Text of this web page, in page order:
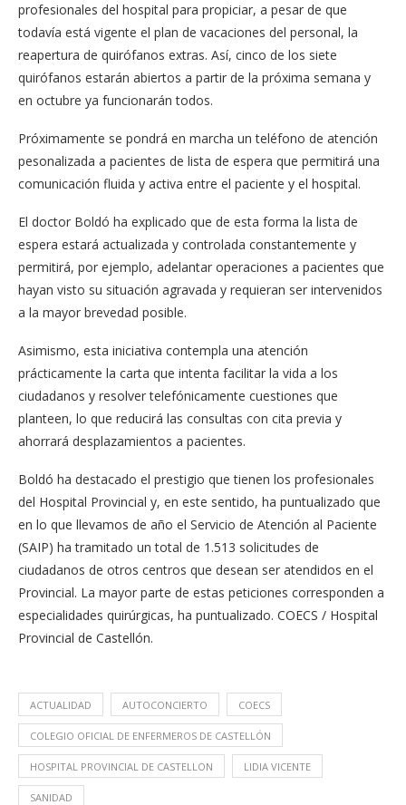
profesionales del hospital para propiciar, a pesar de que
todavía está vigente el plan de vacaciones del personal, la
reapertura de quirófanos extras. Así, cinco de los siete
quirófanos estarán abiertos a partir de la próxima semana y
en octubre ya funcionarán todos.
Próximamente se pondrá en marcha un teléfono de atención
pesonalizada a pacientes de lista de espera que permitirá una
comunicación fluida y activa entre el paciente y el hospital.
El doctor Boldó ha explicado que de esta forma la lista de
espera estará actualizada y controlada constantemente y
permitirá, por ejemplo, adelantar operaciones a pacientes que
hayan visto su situación agravada y requieran ser intervenidos
a la mayor brevedad posible.
Asimismo, esta iniciativa contempla una atención
prácticamente la carta que intenta facilitar la vida a los
ciudadanos y resolver telefónicamente cuestiones que
planteen, lo que reducirá las consultas con cita previa y
ahorrará desplazamientos a pacientes.
Boldó ha destacado el prestigio que tienen los profesionales
del Hospital Provincial y, en este sentido, ha puntualizado que
en lo que llevamos de año el Servicio de Atención al Paciente
(SAIP) ha tramitado un total de 1.513 solicitudes de
ciudadanos de otros centros que desean ser atendidos en el
Provincial. La mayor parte de estas peticiones corresponden a
especialidades quirúrgicas, ha puntualizado. COECS / Hospital
Provincial de Castellón.
ACTUALIDAD AUTOCONCIERTO COECS
COLEGIO OFICIAL DE ENFERMEROS DE CASTELLÓN
HOSPITAL PROVINCIAL DE CASTELLON LIDIA VICENTE
SANIDAD